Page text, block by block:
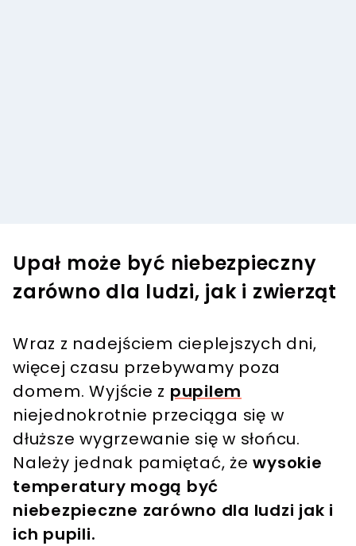
Upał może być niebezpieczny
zarówno dla ludzi, jak i zwierząt
Wraz z nadejściem cieplejszych dni,
więcej czasu przebywamy poza
domem. Wyjście z pupilem
niejednokrotnie przeciąga się w
dłuższe wygrzewanie się w słońcu.
Należy jednak pamiętać, żewysokie
temperatury mogą być
niebezpieczne zarówno dla ludzi jak i
ich pupili.